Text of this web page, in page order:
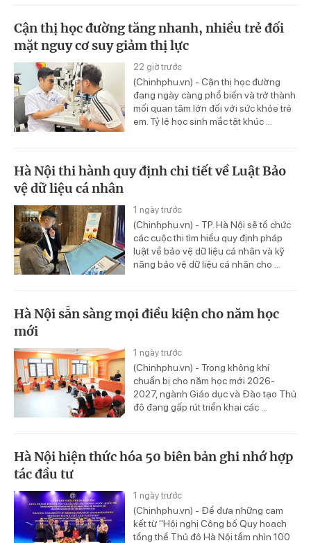
Cận thị học đường tăng nhanh, nhiều trẻ đối
mặt nguy cơ suy giảm thị lực
22 giờ trước
(Chinhphu.vn) - Cận thị học đường
đang ngày càng phổ biến và trở thành
mối quan tâm lớn đối với sức khỏe trẻ
em. Tỷ lệ học sinh mắc tật khúc ...
Hà Nội thi hành quy định chi tiết về Luật Bảo
vệ dữ liệu cá nhân
1 ngày trước
(Chinhphu.vn) - TP. Hà Nội sẽ tổ chức
các cuộc thi tìm hiểu quy định pháp
luật về bảo vệ dữ liệu cá nhân và kỹ
năng bảo vệ dữ liệu cá nhân cho ...
Hà Nội sẵn sàng mọi điều kiện cho năm học
mới
1 ngày trước
(Chinhphu.vn) - Trong không khí
chuẩn bị cho năm học mới 2026-
2027, ngành Giáo dục và Đào tạo Thủ
đô đang gấp rút triển khai các ...
Hà Nội hiện thức hóa 50 biên bản ghi nhớ hợp
tác đầu tư
1 ngày trước
(Chinhphu.vn) - Để đưa những cam
kết từ "Hội nghị Công bố Quy hoạch
tổng thể Thủ đô Hà Nội tầm nhìn 100